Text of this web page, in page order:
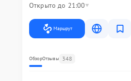
Открыто до 21:00
Маршрут
ОбзорОтзывы 348